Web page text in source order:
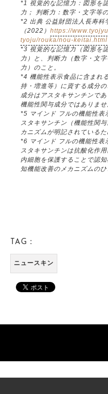
*1 視覚的な記憶力：図形を
力； 判断力：数字・文字等
*2 出典 公益財団法人長寿科
（2022） https://
tyoju/rouka/nou-keitai.html
*3 視覚的な記憶力（図形を
力）と、判断力（数字・文
力）のこと。
*4 機能性表示食品に含まれ
持・増進等）に資する成分
成分はアスタキサンチンで
機能性関与成分ではありませ
*5 マインド フルの機能性表
スタキサンチン（機能性関
カニズムが明記されているた
*6 マインド フルの機能性表
スタキサンチンは抗酸化作
内細胞を保護することで認
知機能改善のメカニズムの
TAG：
ニュースキン